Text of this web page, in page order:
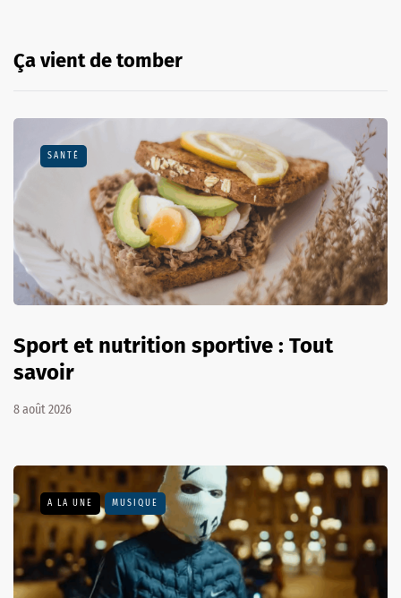
Ça vient de tomber
SANTÉ
Sport et nutrition sportive : Tout
savoir
8 août 2026
A LA UNE MUSIQUE